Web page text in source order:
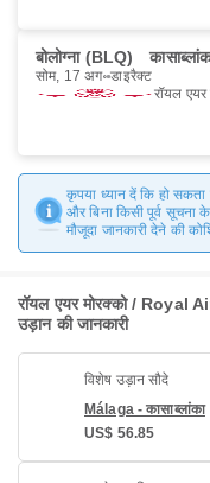
बोलोग्ना (BLQ)
सोम, 17 अग॰ डाइरैक्ट
रॉयल एयर
कृपया ध्यान दें कि हो
और बिना किसी पूर्व
मौजूदा जानकारी देने की
रॉयल एयर मोरक्को / Royal
उड़ान की जानकारी
विशेष उड़ान सौदे
Málaga - कासाब्लांका
US$ 56.85